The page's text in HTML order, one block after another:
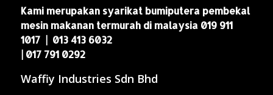
Kami merupakan syarikat bumiputera pembekal
mesin makanan termurah di malaysia 019 911
1017 | 013 413 6032
| 017 791 0292
Waffiy Industries Sdn Bhd